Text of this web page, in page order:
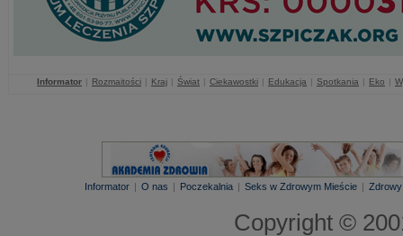
Informator | Rozmaitości | Kraj | Świat | Ciekawostki | Edukacja | Spotkania | Eko |
Informator | O nas | Poczekalnia | Seks w Zdrowym Mieście |
Copyright ©